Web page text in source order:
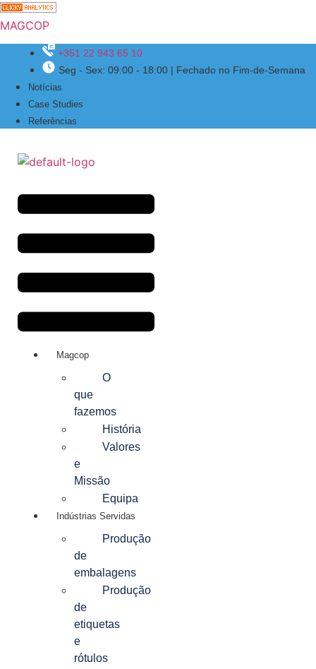
MAGCOP
+351 22 943 65 10
Seg - Sex: 09:00 - 18:00 | Fechado no Fim-de-Semana
Menu
Notícias
Case Studies
Referências
Menu
Magcop
O
que
fazemos
História
Valores
e
Missão
Equipa
Indústrias Servidas
Produção
de
embalagens
Produção
de
etiquetas
e
rótulos